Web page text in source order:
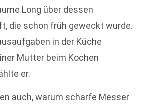
Long über dessen
die schon früh geweckt wurde.
in der Küche
Mutter beim Kochen
er.
auch, warum scharfe Messer